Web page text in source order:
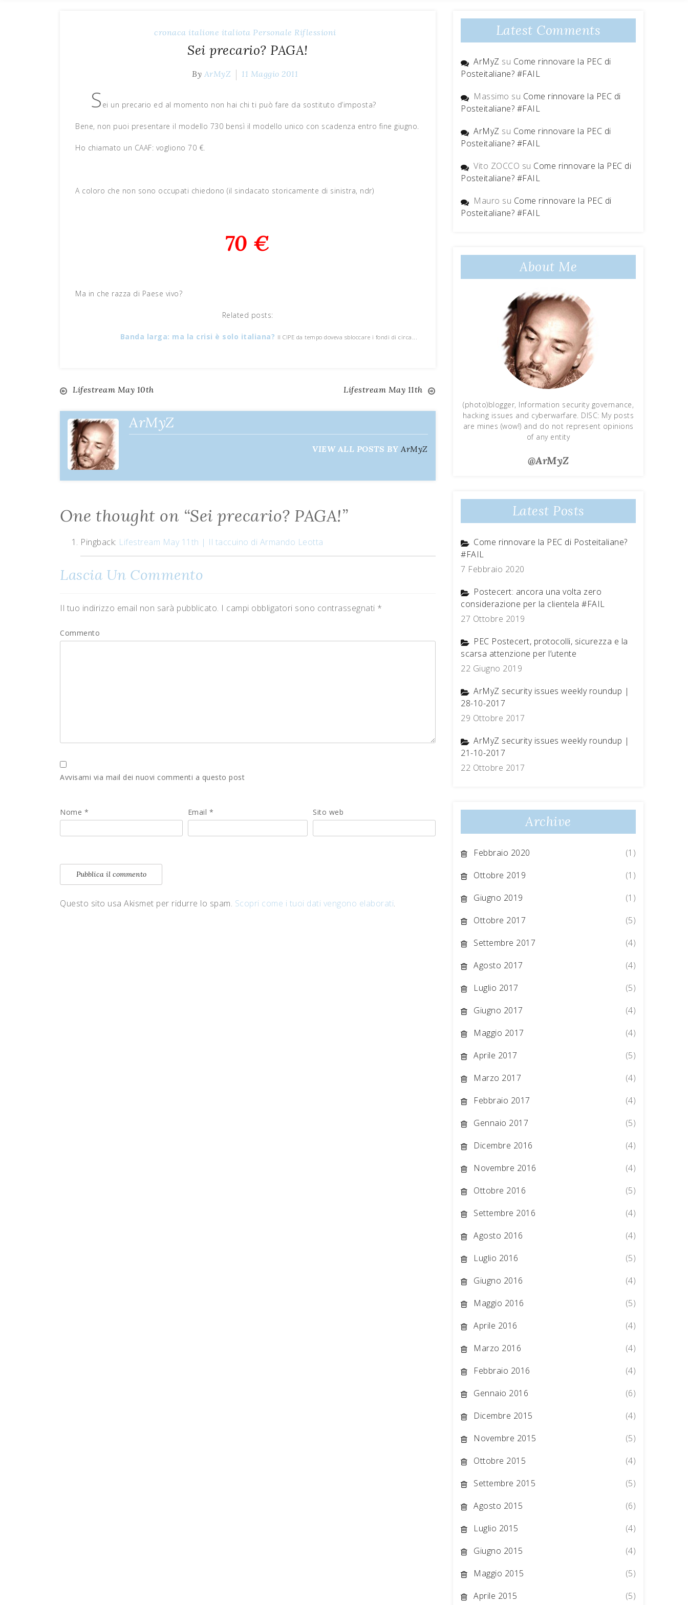
cronaca italione italiota Personale Riflessioni
Sei precario? PAGA!
By ArMyZ 11 Maggio 2011
S ei un precario ed al momento non hai chi ti può fare da sostituto d’imposta?
Bene, non puoi presentare il modello 730 bensì il modello unico con scadenza entro fine giugno.
Ho chiamato un CAAF: vogliono 70 €.
A coloro che non sono occupati chiedono (il sindacato storicamente di sinistra, ndr)
70 €
Ma in che razza di Paese vivo?
Related posts:
Banda larga: ma la crisi è solo italiana? Il CIPE da tempo doveva sbloccare i fondi di circa...
Navigazione
articoli
Lifestream May 10th Lifestream May 11th
ArMyZ
VIEW ALL POSTS BYArMyZ
One thought on “Sei precario? PAGA!”
Pingback: Lifestream May 11th | Il taccuino di Armando Leotta
Lascia Un Commento
Il tuo indirizzo email non sarà pubblicato. I campi obbligatori sono contrassegnati *
Commento
Avvisami via mail dei nuovi commenti a questo post
Nome * Email * Sito web
Questo sito usa Akismet per ridurre lo spam. Scopri come i tuoi dati vengono elaborati.
Latest Comments
ArMyZ su Come rinnovare la PEC di
Posteitaliane? #FAIL
Massimo su Come rinnovare la PEC di
Posteitaliane? #FAIL
ArMyZ su Come rinnovare la PEC di
Posteitaliane? #FAIL
Vito ZOCCO su Come rinnovare la PEC di
Posteitaliane? #FAIL
Mauro su Come rinnovare la PEC di
Posteitaliane? #FAIL
About Me
(photo)blogger, Information security governance,
hacking issues and cyberwarfare. DISC: My posts
are mines (wow!) and do not represent opinions
of any entity
@ArMyZ
Latest Posts
Come rinnovare la PEC di Posteitaliane?
#FAIL
7 Febbraio 2020
Postecert: ancora una volta zero
considerazione per la clientela #FAIL
27 Ottobre 2019
PEC Postecert, protocolli, sicurezza e la
scarsa attenzione per l’utente
22 Giugno 2019
ArMyZ security issues weekly roundup |
28-10-2017
29 Ottobre 2017
ArMyZ security issues weekly roundup |
21-10-2017
22 Ottobre 2017
Archive
Febbraio 2020
(1)
Ottobre 2019
(1)
Giugno 2019
(1)
Ottobre 2017
(5)
Settembre 2017
(4)
Agosto 2017
(4)
Luglio 2017
(5)
Giugno 2017
(4)
Maggio 2017
(4)
Aprile 2017
(5)
Marzo 2017
(4)
Febbraio 2017
(4)
Gennaio 2017
(5)
Dicembre 2016
(4)
Novembre 2016
(4)
Ottobre 2016
(5)
Settembre 2016
(4)
Agosto 2016
(4)
Luglio 2016
(5)
Giugno 2016
(4)
Maggio 2016
(5)
Aprile 2016
(4)
Marzo 2016
(4)
Febbraio 2016
(4)
Gennaio 2016
(6)
Dicembre 2015
(4)
Novembre 2015
(5)
Ottobre 2015
(4)
Settembre 2015
(5)
Agosto 2015
(6)
Luglio 2015
(4)
Giugno 2015
(4)
Maggio 2015
(5)
Aprile 2015
(5)